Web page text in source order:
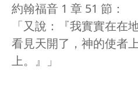
約翰福音 1 章 51 節：
「又說：『我實實在在
看見天開了，神的使者
上。』」